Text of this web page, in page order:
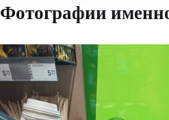
Фотографии